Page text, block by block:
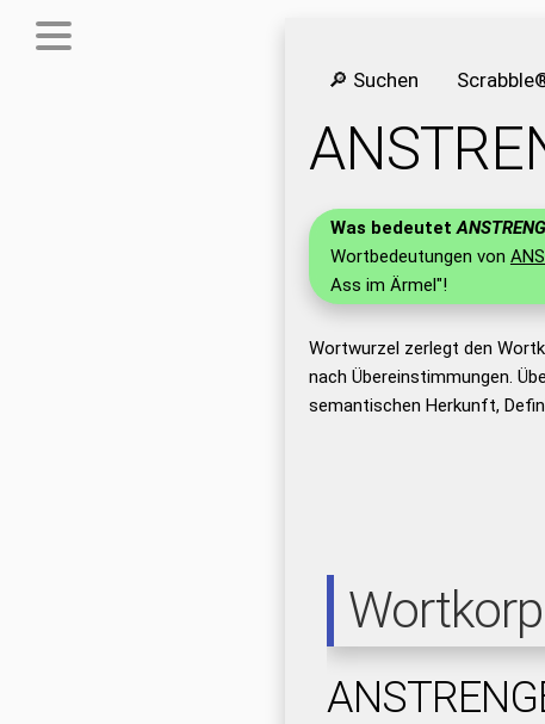
🔎 Suchen
Was bedeutet
Wortbedeutungen von
Ass im Ärmel"!
Wortwurzel zerlegt den
nach Übereinstimmungen.
semantischen Herkunft,